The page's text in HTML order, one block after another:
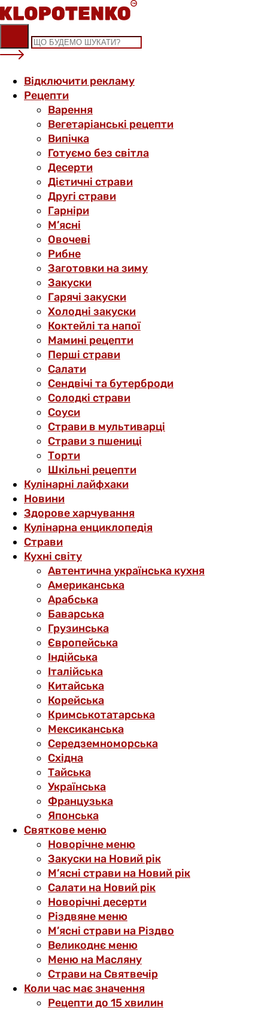
Skip
to
content
Відключити рекламу
Рецепти
Варення
Вегетаріанські рецепти
Випічка
Готуємо без світла
Десерти
Дієтичні страви
Другі страви
Гарніри
М’ясні
Овочеві
Рибне
Заготовки на зиму
Закуски
Гарячі закуски
Холодні закуски
Коктейлі та напої
Мамині рецепти
Перші страви
Салати
Сендвічі та бутерброди
Солодкі страви
Соуси
Страви в мультиварці
Страви з пшениці
Торти
Шкільні рецепти
Кулінарні лайфхаки
Новини
Здорове харчування
Кулінарна енциклопедія
Страви
Кухні світу
Автентична українська кухня
Американська
Арабська
Баварська
Грузинська
Європейська
Індійська
Італійська
Китайська
Корейська
Кримськотатарська
Мексиканська
Середземноморська
Східна
Тайська
Українська
Французька
Японська
Святкове меню
Новорічне меню
Закуски на Новий рік
М’ясні страви на Новий рік
Салати на Новий рік
Новорічні десерти
Різдвяне меню
М’ясні страви на Різдво
Великоднє меню
Меню на Масляну
Страви на Святвечір
Коли час має значення
Рецепти до 15 хвилин